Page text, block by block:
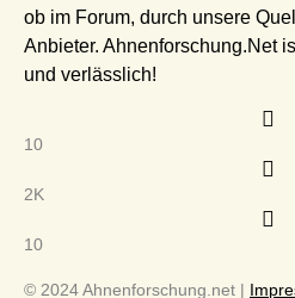
ob im Forum, durch unsere
Anbieter. Ahnenforschung.Net
und verlässlich!
10
2K
10
© 2024 Ahnenforschung.net |